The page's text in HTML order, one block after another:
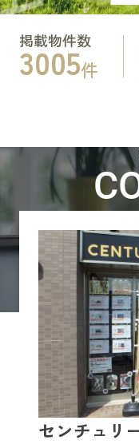
掲載物件数
3005件
センチュリ